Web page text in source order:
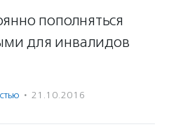
пополняться
для инвалидов
· 21.10.2016